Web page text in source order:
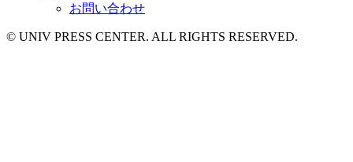
お問い合わせ
© UNIV PRESS CENTER. ALL RIGHTS RESERVED.